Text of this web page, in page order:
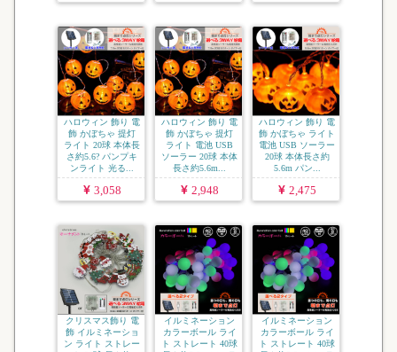
ハロウィン 飾り 電
飾 かぼちゃ 提灯
ライト 20球 本体長
さ約5.6? パンプキ
ンライト 光る...
3,058
ハロウィン 飾り 電
飾 かぼちゃ 提灯
ライト 電池 USB
ソーラー 20球 本体
長さ約5.6m...
2,948
ハロウィン 飾り 電
飾 かぼちゃ ライト
電池 USB ソーラー
20球 本体長さ約
5.6m パン...
2,475
クリスマス飾り 電
飾 イルミネーショ
ン ライト ストレー
イルミネーション
カラーボール ライ
ト ストレート 40球
イルミネーション
カラーボール ライ
ト ストレート 40球